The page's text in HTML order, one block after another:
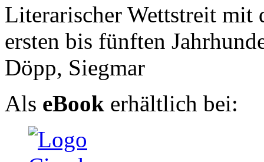
Literarischer Wettstreit mit
ersten bis fünften
Döpp, Siegmar
Als eBook erhältlich bei: